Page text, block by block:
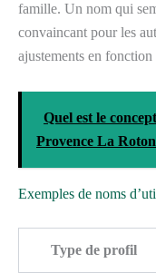
famille. Un nom qui
convaincant pour les
ajustements en fonction
Quel est le
Provence La
Exemples de noms
Type de profil